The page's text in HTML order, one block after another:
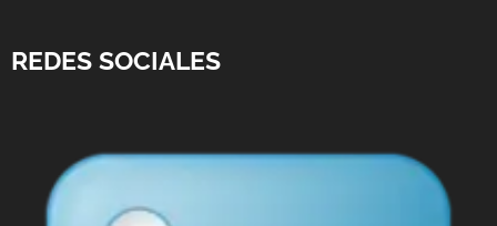
REDES SOCIALES